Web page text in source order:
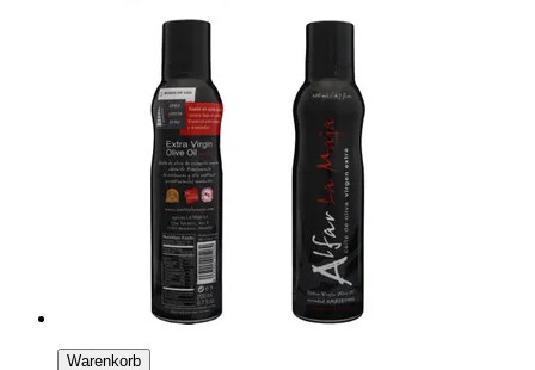
Warenkorb